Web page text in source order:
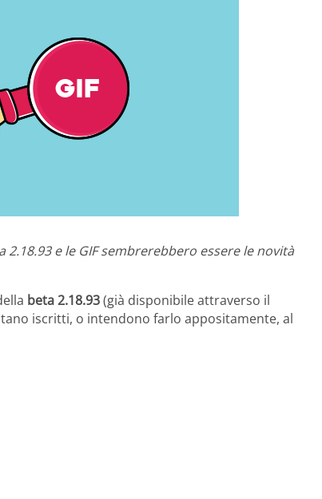
e le GIF sembrerebbero essere le novità
beta 2.18.93(già disponibile attraverso il
iscritti, o intendono farlo appositamente, al